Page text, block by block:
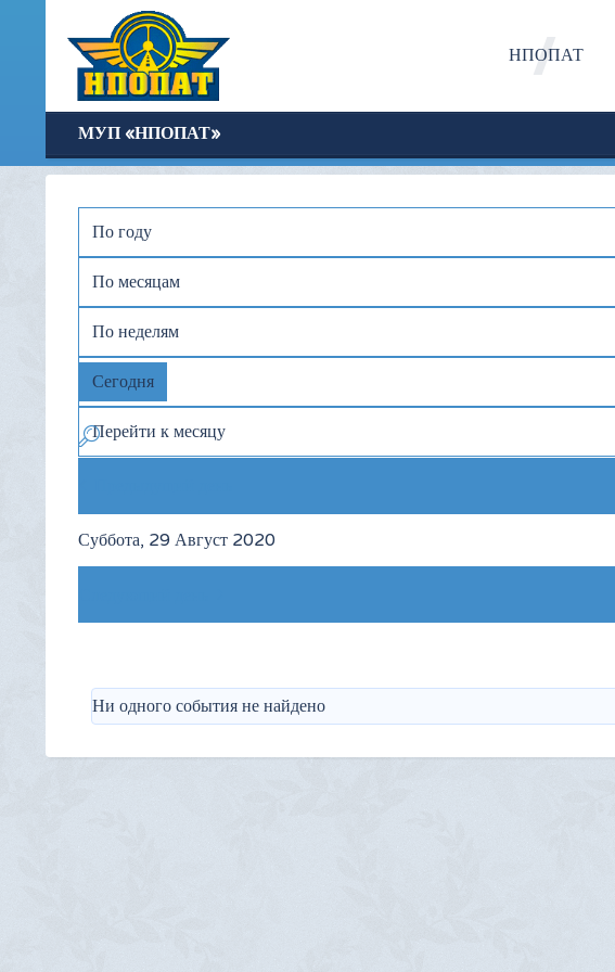
НПОПАТ
МУП «НПОПАТ»
По году
По месяцам
По неделям
Сегодня
Перейти к месяцу
Суббота, 29 Август 2020
Ни одного события не найдено